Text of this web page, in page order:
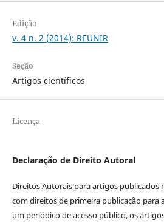
Edição
v. 4 n. 2 (2014): REUNIR
Seção
Artigos científicos
Licença
Declaração de Direito Autoral
Direitos Autorais para artigos publicados
com direitos de primeira publicação para
um periódico de acesso público, os